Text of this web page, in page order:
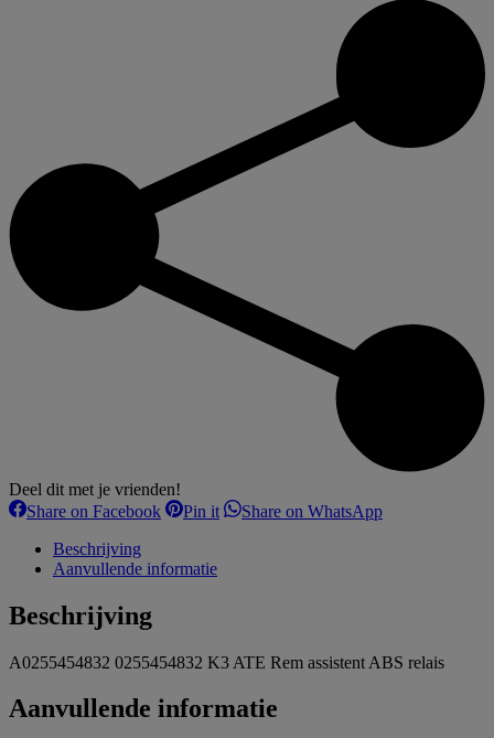
Deel dit met je vrienden!
Share on FacebookSharePin itShareShare on WhatsAppShare
Beschrijving
Aanvullende informatie
Beschrijving
A0255454832 0255454832 K3 ATE Rem assistent ABS relais
Aanvullende informatie